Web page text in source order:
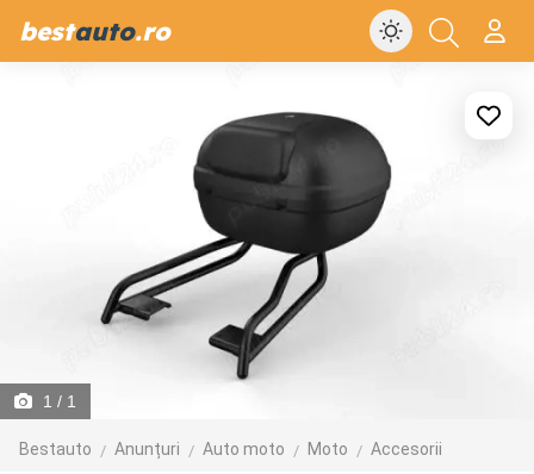
bestauto.ro
1 / 1
Bestauto Anunțuri Auto moto Moto Accesorii